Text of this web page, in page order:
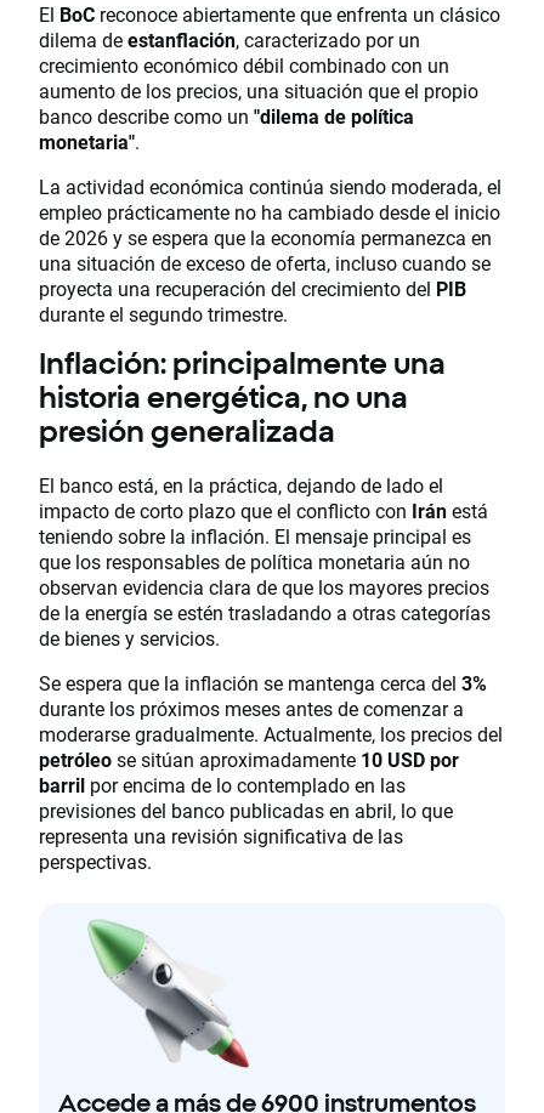
El BoC reconoce abiertamente que enfrenta un clásico
dilema deestanflación, caracterizado por un
crecimiento económico débil combinado con un
aumento de los precios, una situación que el propio
banco describe como un "dilema de política
monetaria".
La actividad económica continúa siendo moderada, el
empleo prácticamente no ha cambiado desde el inicio
de 2026 y se espera que la economía permanezca en
una situación de exceso de oferta, incluso cuando se
proyecta una recuperación del crecimiento del PIB
durante el segundo trimestre.
Inflación: principalmente una
historia energética, no una
presión generalizada
El banco está, en la práctica, dejando de lado el
impacto de corto plazo que el conflicto con Iránestá
teniendo sobre la inflación. El mensaje principal es
que los responsables de política monetaria aún no
observan evidencia clara de que los mayores precios
de la energía se estén trasladando a otras categorías
de bienes y servicios.
Se espera que la inflación se mantenga cerca del 3%
durante los próximos meses antes de comenzar a
moderarse gradualmente. Actualmente, los precios del
petróleose sitúan aproximadamente 10 USD por
barril por encima de lo contemplado en las
previsiones del banco publicadas en abril, lo que
representa una revisión significativa de las
perspectivas.
Accede a más de 6900 instrumentos